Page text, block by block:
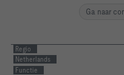
Ga naar
Regio
Netherlands
Functie